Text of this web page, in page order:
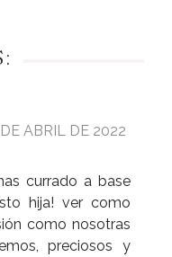
ABRIL DE 2022
currado a base
hija! ver como
como nosotras
preciosos y